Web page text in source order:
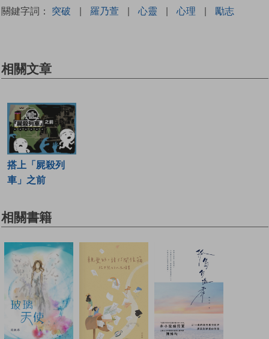
關鍵字詞： 突破 | 羅乃萱 | 心靈 | 心理 | 勵志
相關文章
搭上「屍殺列
車」之前
相關書籍